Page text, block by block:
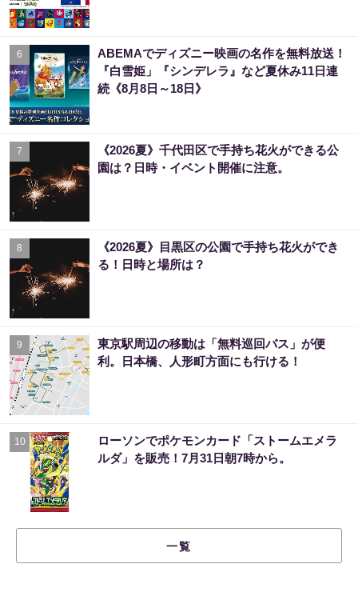
6
ABEMAでディズニー映画の名作を無料放送！
『白雪姫」『シンデレラ』など夏休み11日連
続《8月8日～18日》
7
《2026夏》千代田区で手持ち花火ができる公
園は？日時・イベント開催に注意。
8
《2026夏》目黒区の公園で手持ち花火ができ
る！日時と場所は？
9
東京駅周辺の移動は「無料巡回バス」が便
利。日本橋、人形町方面にも行ける！
10
ローソンでポケモンカード「ストームエメラ
ルダ」を販売！7月31日朝7時から。
一覧